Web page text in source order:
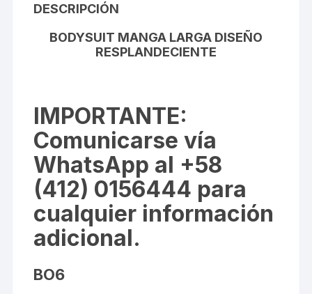
DESCRIPCIÓN
BODYSUIT MANGA LARGA DISEÑO
RESPLANDECIENTE
IMPORTANTE:
Comunicarse vía
WhatsApp al +58
(412) 0156444 para
cualquier información
adicional.
BO6